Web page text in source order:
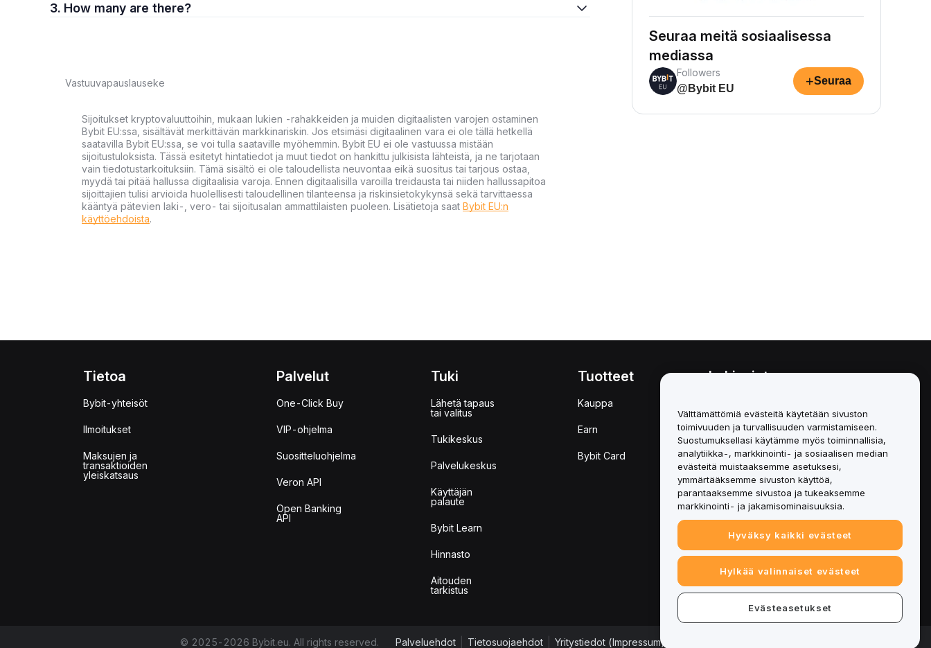
3. How many are there?
Vastuuvapauslauseke
Sijoitukset kryptovaluuttoihin, mukaan lukien -rahakkeiden ja muiden digitaalisten varojen ostaminen
Bybit EU:ssa, sisältävät merkittävän markkinariskin. Jos etsimäsi digitaalinen vara ei ole tällä hetkellä
saatavilla Bybit EU:ssa, se voi tulla saataville myöhemmin. Bybit EU ei ole vastuussa mistään
sijoitustuloksista. Tässä esitetyt hintatiedot ja muut tiedot on hankittu julkisista lähteistä, ja ne tarjotaan
vain tiedotustarkoituksiin. Tämä sisältö ei ole taloudellista neuvontaa eikä suositus tai tarjous ostaa,
myydä tai pitää hallussa digitaalisia varoja. Ennen digitaalisilla varoilla treidausta tai niiden hallussapitoa
sijoittajien tulisi arvioida huolellisesti taloudellinen tilanteensa ja riskinsietokykynsä sekä tarvittaessa
kääntyä pätevien laki-, vero- tai sijoitusalan ammattilaisten puoleen. Lisätietoja saat Bybit EU:n
käyttöehdoista.
Seuraa meitä sosiaalisessa
mediassa
Followers
@Bybit EU
+Seuraa
Tietoa
Bybit-yhteisöt
Ilmoitukset
Maksujen ja
transaktioiden
yleiskatsaus
Palvelut
One-Click Buy
VIP-ohjelma
Suositteluohjelma
Veron API
Open Banking
API
Tuki
Lähetä tapaus
tai valitus
Tukikeskus
Palvelukeskus
Käyttäjän
palaute
Bybit Learn
Hinnasto
Aitouden
tarkistus
Tuotteet
Kauppa
Earn
Bybit Card
Lakiasiat
Yhteenveto säilytys- ja
hallinnointikäytännöstä
ESG-tiedot
Crypto-Asset White Papers
© 2025-2026 Bybit.eu. All rights reserved. Palveluehdot Tietosuojaehdot Yritystiedot (Impressum)
Välttämättömiä evästeitä käytetään sivuston
toimivuuden ja turvallisuuden varmistamiseen.
Suostumuksellasi käytämme myös toiminnallisia,
analytiikka-, markkinointi- ja sosiaalisen median
evästeitä muistaaksemme asetuksesi,
ymmärtääksemme sivuston käyttöä,
parantaaksemme sivustoa ja tukeaksemme
markkinointi- ja jakamisominaisuuksia.
Hyväksy kaikki evästeet
Hylkää valinnaiset evästeet
Evästeasetukset